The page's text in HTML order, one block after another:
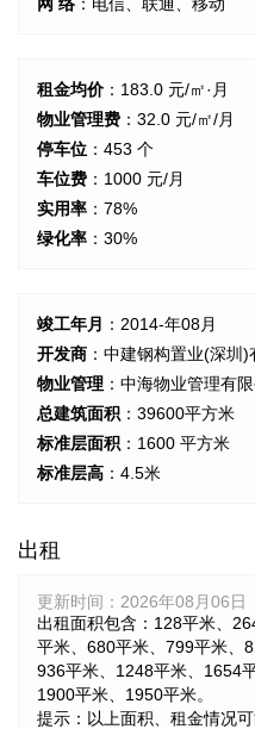
租金均价：183.0 元/㎡·月
物业管理费 ：32.0 元/㎡/月
停车位 ：453 个
车位费 ：1000 元/月
实用率 ：78%
绿化率 ：30%
竣工年月
：2014-年08月
开发商 ：中建钢构置业(深圳)
物业管理 ：中海物业管理有
总建筑面积 ：39600平方米
标准层面积 ：1600 平方米
标准层高 ：4.5米
出租
更新时间： 2026年08月06日
出租面积包含：128平米、
平米、680平米、799平米、
936平米、1248平米、1654
1900平米、1950平米。
提示：以上面积、租金情况